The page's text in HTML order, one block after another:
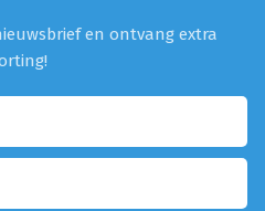
en ontvang extra